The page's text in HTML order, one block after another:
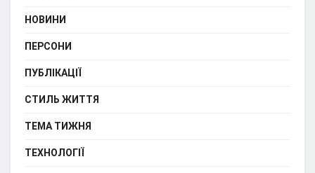
НОВИНИ
ПЕРСОНИ
ПУБЛІКАЦІЇ
СТИЛЬ ЖИТТЯ
ТЕМА ТИЖНЯ
ТЕХНОЛОГІЇ